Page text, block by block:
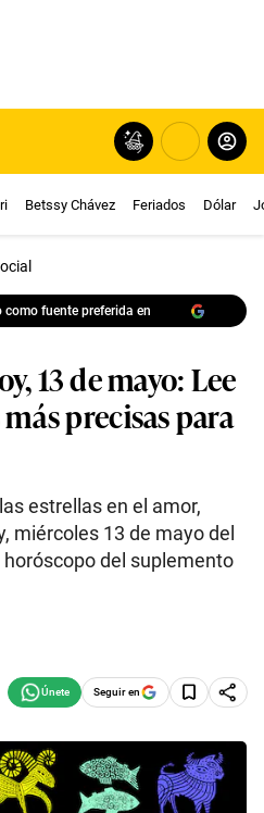
Betssy Chávez Feriados Dólar
como fuente preferida en
13 de mayo: Lee
precisas para
estrellas en el amor,
miércoles 13 de mayo del
del suplemento
Seguir en